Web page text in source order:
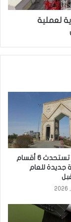
لعملية
جامعة الأنبار تستحدث 6 أقسام
جديدة للعام